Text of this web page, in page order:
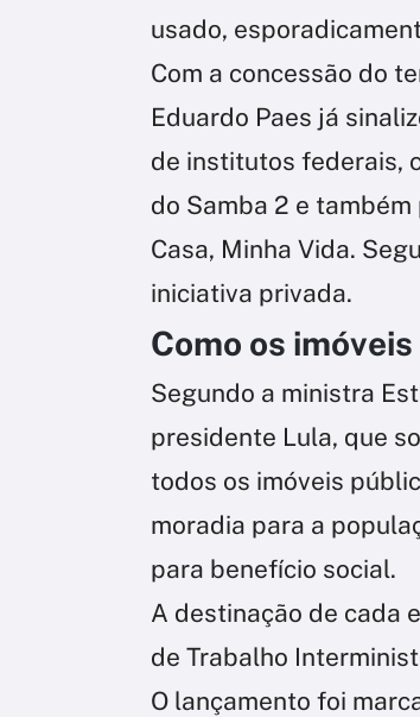
usado,
Com a concessão do
Eduardo Paes já
de institutos federais,
do Samba 2 e
Casa, Minha Vida.
iniciativa privada.
Como os
Segundo a ministra
presidente Lula, que
todos os imóveis
moradia para a
para benefício social.
A destinação de cada
de Trabalho
O lançamento foi